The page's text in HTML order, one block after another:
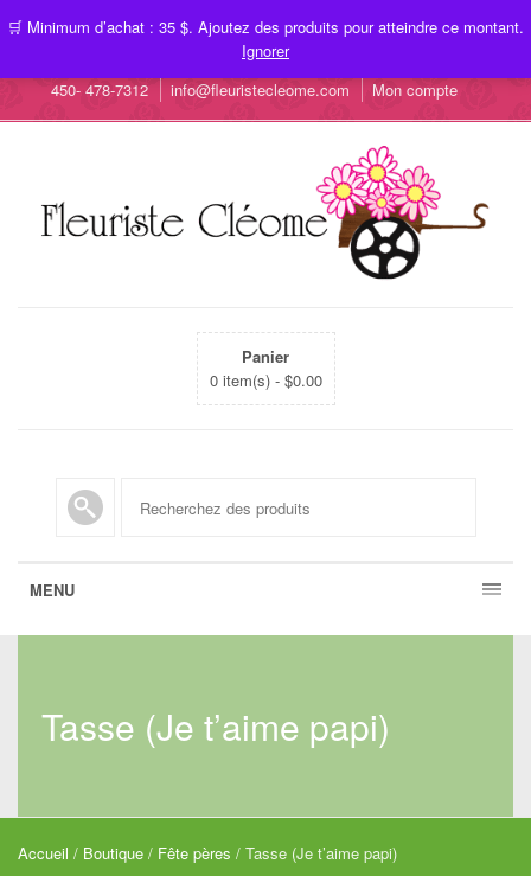
450- 478-7312 info@fleuristecleome.com Mon compte
Panier
0 item(s) - $0.00
MENU
Tasse (Je t’aime papi)
Accueil / Boutique / Fête pères / Tasse (Je t’aime papi)
🛒 Minimum d’achat : 35 $. Ajoutez des produits pour atteindre ce montant.
Ignorer